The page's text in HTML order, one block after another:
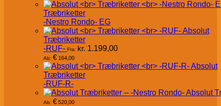
Træbriketter
-Nestro Rondo- EG
Absolut
Træbriketter
-RUF- Fra: kr. 1.199,00
Ab: € 164,00
Absolut
Træbriketter
-RUF-R-
Absolut
Ab: € 520,00